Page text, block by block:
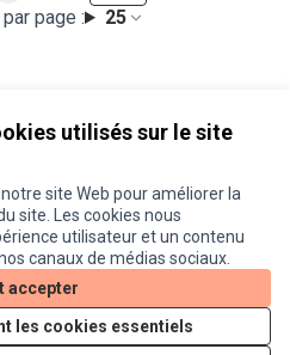
utilisés sur le site
site Web pour améliorer la
site. Les cookies nous
utilisateur et un contenu
canaux de médias sociaux.
accepter
les cookies essentiels
page : 25